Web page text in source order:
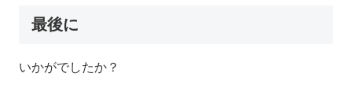
最後に
いかがでしたか？